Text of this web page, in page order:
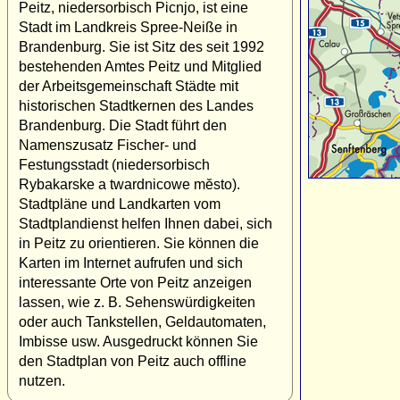
Peitz, niedersorbisch Picnjo, ist eine
Stadt im Landkreis Spree-Neiße in
Brandenburg. Sie ist Sitz des seit 1992
bestehenden Amtes Peitz und Mitglied
der Arbeitsgemeinschaft Städte mit
historischen Stadtkernen des Landes
Brandenburg. Die Stadt führt den
Namenszusatz Fischer- und
Festungsstadt (niedersorbisch
Rybakarske a twardnicowe mĕsto).
Stadtpläne und Landkarten vom
Stadtplandienst helfen Ihnen dabei, sich
in Peitz zu orientieren. Sie können die
Karten im Internet aufrufen und sich
interessante Orte von Peitz anzeigen
lassen, wie z. B. Sehenswürdigkeiten
oder auch Tankstellen, Geldautomaten,
Imbisse usw. Ausgedruckt können Sie
den Stadtplan von Peitz auch offline
nutzen.